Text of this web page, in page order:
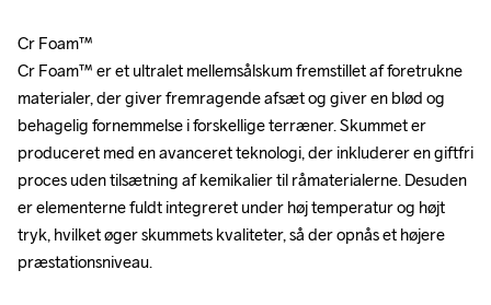
Cr Foam™
Cr Foam™ er et ultralet mellemsålskum fremstillet af foretrukne
materialer, der giver fremragende afsæt og giver en blød og
behagelig fornemmelse i forskellige terræner. Skummet er
produceret med en avanceret teknologi, der inkluderer en giftfri
proces uden tilsætning af kemikalier til råmaterialerne. Desuden
er elementerne fuldt integreret under høj temperatur og højt
tryk, hvilket øger skummets kvaliteter, så der opnås et højere
præstationsniveau.
Cr Foam™
Cr Foam™ er et ultralet mellemsålskum fremstillet af foretrukne
materialer, der giver fremragende afsæt og giver en blød og
behagelig fornemmelse i forskellige terræner. Skummet er
produceret med en avanceret teknologi, der inkluderer en giftfri
proces uden tilsætning af kemikalier til råmaterialerne. Desuden
er elementerne fuldt integreret under høj temperatur og højt
tryk, hvilket øger skummets kvaliteter, så der opnås et højere
præstationsniveau.